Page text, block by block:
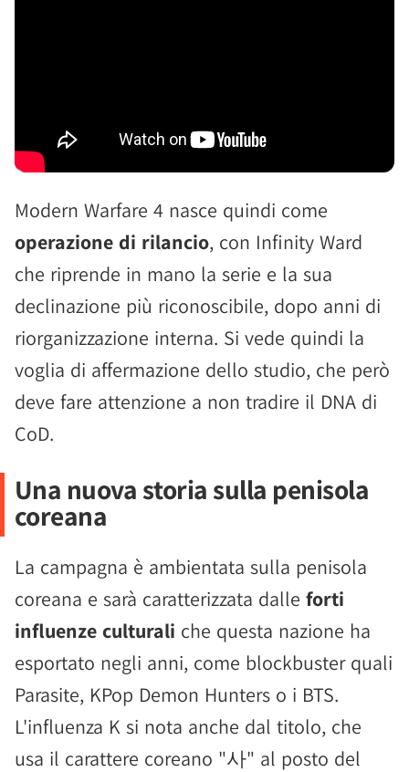
Modern Warfare 4 nasce quindi come
operazione di rilancio, con Infinity Ward
che riprende in mano la serie e la sua
declinazione più riconoscibile, dopo anni di
riorganizzazione interna. Si vede quindi la
voglia di affermazione dello studio, che però
deve fare attenzione a non tradire il DNA di
CoD.
Una nuova storia sulla penisola
coreana
La campagna è ambientata sulla penisola
coreana e sarà caratterizzata dalle forti
influenze culturali che questa nazione ha
esportato negli anni, come blockbuster quali
Parasite, KPop Demon Hunters o i BTS.
L'influenza K si nota anche dal titolo, che
usa il carattere coreano "사" al posto del